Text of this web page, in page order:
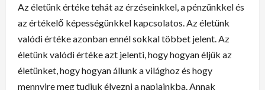
Az életünk értéke tehát az érzéseinkkel, a pénzünkkel és
az értékelő képességünkkel kapcsolatos. Az életünk
valódi értéke azonban ennél sokkal többet jelent. Az
életünk valódi értéke azt jelenti, hogy hogyan éljük az
életünket, hogy hogyan állunk a világhoz és hogy
mennyire meg tudjuk élvezni a napjainkba. Annak